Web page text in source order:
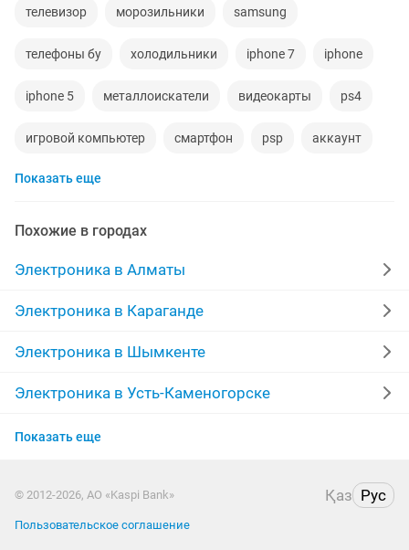
телевизор морозильники samsung
телефоны бу холодильники iphone 7 iphone
iphone 5 металлоискатели видеокарты ps4
игровой компьютер смартфон psp аккаунт
материнская плата
беспроводные наушники
обмен ddr2 xiaomi
компьютер
Показать еще
Похожие в городах
Электроника в Алматы
Электроника в Караганде
Электроника в Шымкенте
Электроника в Усть-Каменогорске
Электроника в Актобе
Электроника в Таразе
Показать еще
© 2012-2026, АО «Kaspi Bank» Қаз Рус
Пользовательское соглашение